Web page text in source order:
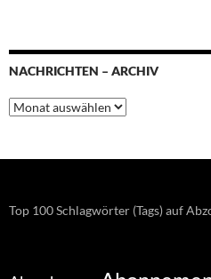
NACHRICHTEN – ARCHIV
Nachrichten
–
Top 100 Schlagwörter (Tags) auf